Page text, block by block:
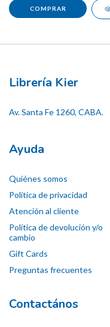
Librería Kier
Av. Santa Fe 1260, CABA.
Ayuda
Quiénes somos
Política de privacidad
Atención al cliente
Política de devolución y/o
cambio
Gift Cards
Preguntas frecuentes
Contactános